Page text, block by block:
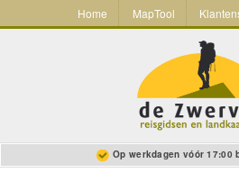
Home MapTool
Op werkdagen vóór 17:00